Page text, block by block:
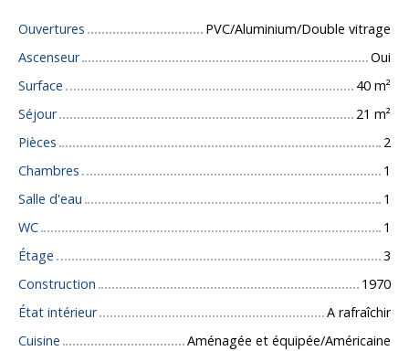
Ouvertures
PVC/Aluminium/Double vitrage
Ascenseur
Oui
Surface
40 m²
Séjour
21 m²
Pièces
2
Chambres
1
Salle d'eau
1
WC
1
Étage
3
Construction
1970
État intérieur
A rafraîchir
Cuisine
Aménagée et équipée/Américaine